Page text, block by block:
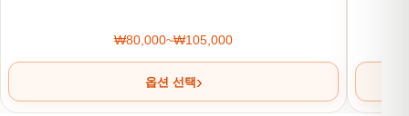
₩80,000~₩105,000
가격 범위: ₩80,000~₩105,000
옵션 선택